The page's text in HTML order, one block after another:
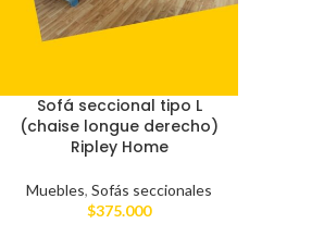
Sofá seccional tipo L
(chaise longue derecho)
Ripley Home
Muebles, Sofás seccionales
$375.000